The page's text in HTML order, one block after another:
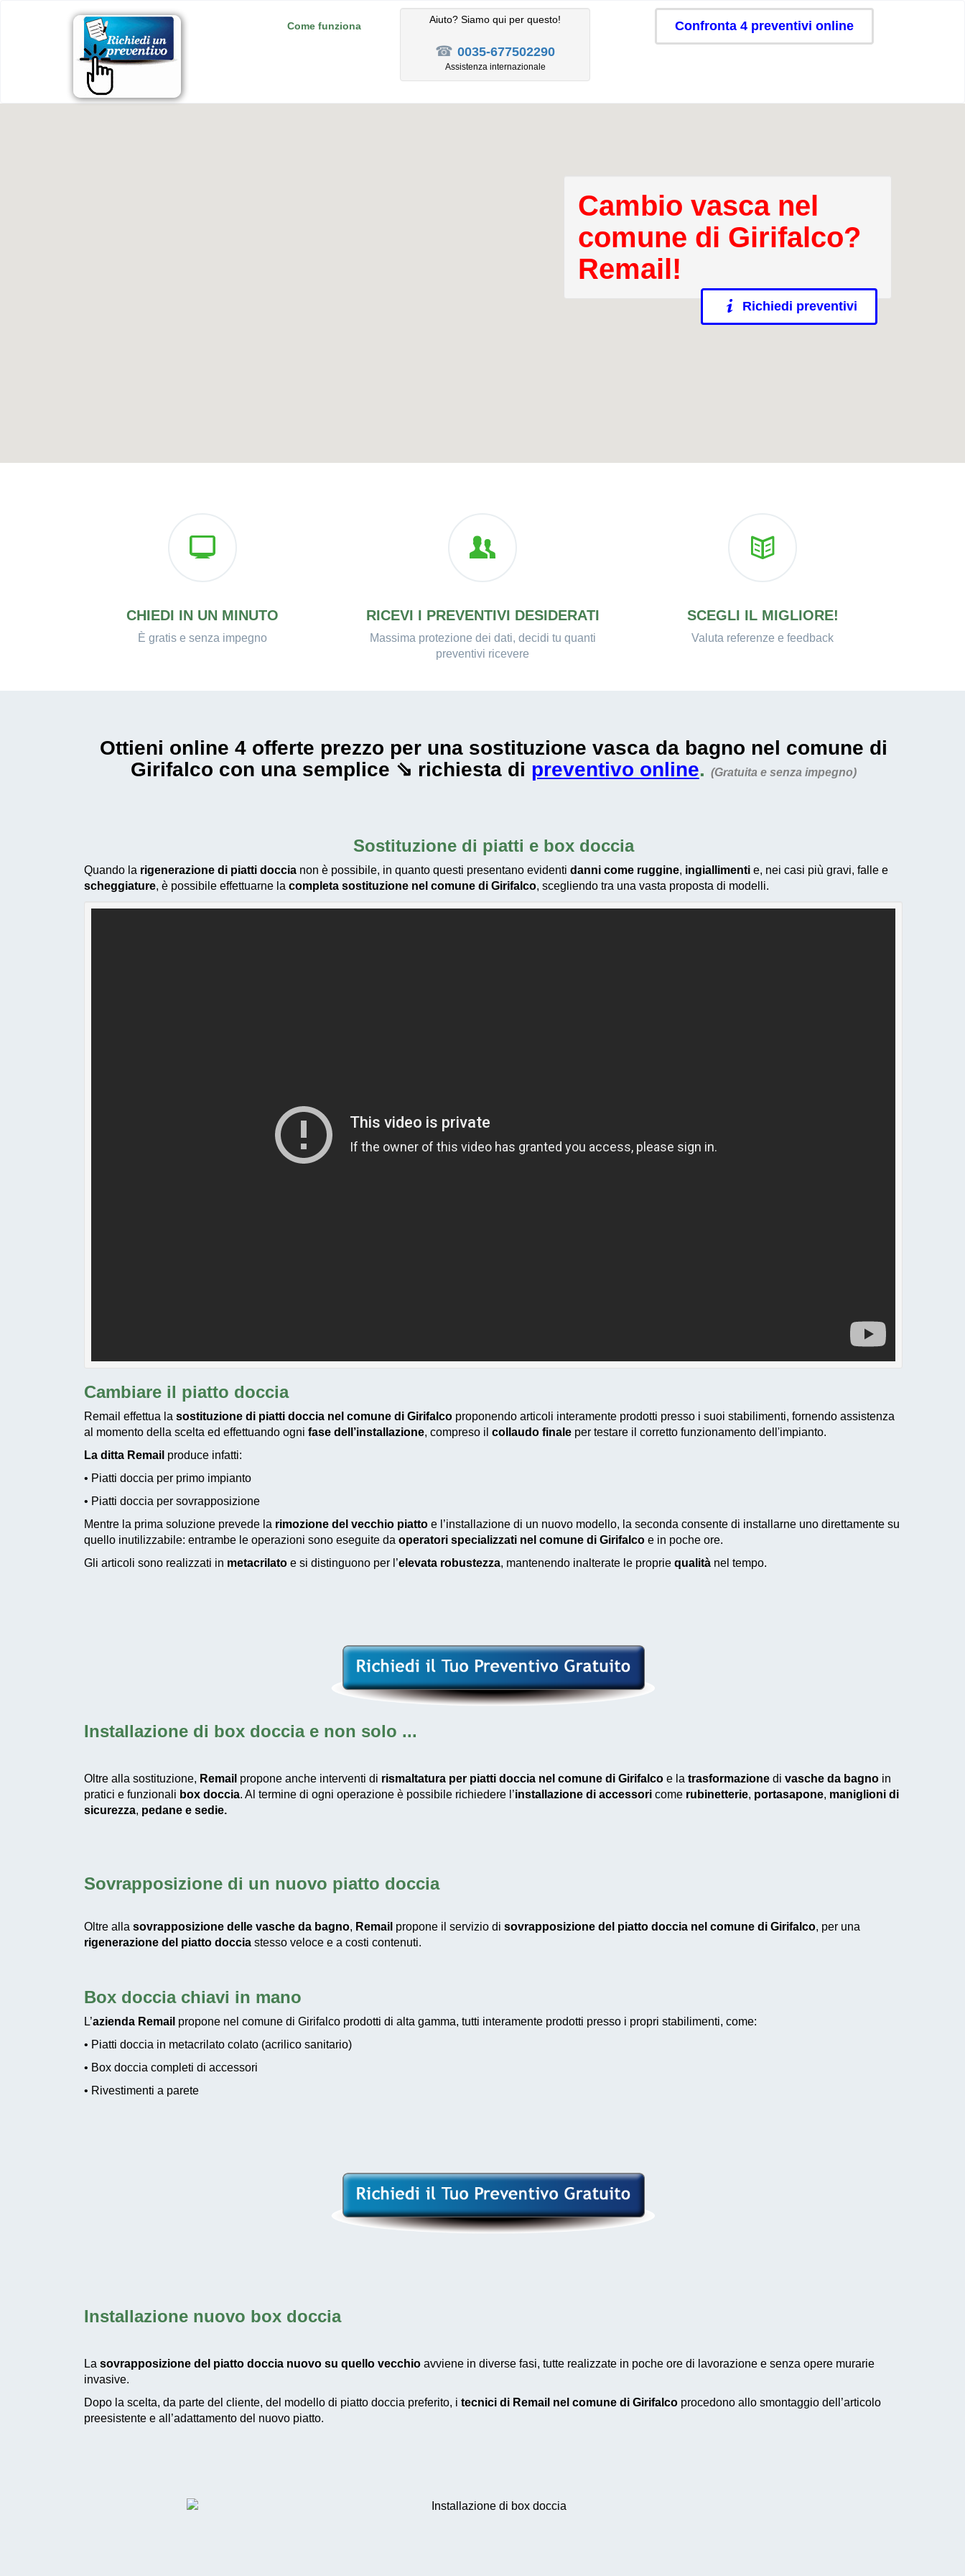
Come funziona
Aiuto? Siamo qui per questo!
☎ 0035-677502290
Assistenza internazionale
Confronta 4 preventivi online
Cambio vasca nel
comune di Girifalco?
Remail!
Richiedi preventivi
CHIEDI IN UN MINUTO
È gratis e senza impegno
RICEVI I PREVENTIVI DESIDERATI
Massima protezione dei dati, decidi tu quanti
preventivi ricevere
SCEGLI IL MIGLIORE!
Valuta referenze e feedback
Ottieni online 4 offerte prezzo per una sostituzione vasca da bagno nel comune di
Girifalco con una semplice ⇘ richiesta di preventivo online. (Gratuita e senza impegno)
Sostituzione di piatti e box doccia
Quando la rigenerazione di piatti doccia non è possibile, in quanto questi presentano evidenti danni come ruggine, ingiallimenti e, nei casi più gravi, falle e
scheggiature, è possibile effettuarne la completa sostituzione nel comune di Girifalco, scegliendo tra una vasta proposta di modelli.
Cambiare il piatto doccia
Remail effettua la sostituzione di piatti doccia nel comune di Girifalco proponendo articoli interamente prodotti presso i suoi stabilimenti, fornendo assistenza
al momento della scelta ed effettuando ogni fase dell’installazione, compreso il collaudo finale per testare il corretto funzionamento dell'impianto.
La ditta Remail produce infatti:
• Piatti doccia per primo impianto
• Piatti doccia per sovrapposizione
Mentre la prima soluzione prevede la rimozione del vecchio piatto e l’installazione di un nuovo modello, la seconda consente di installarne uno direttamente su
quello inutilizzabile: entrambe le operazioni sono eseguite da operatori specializzati nel comune di Girifalco e in poche ore.
Gli articoli sono realizzati in metacrilato e si distinguono per l’elevata robustezza, mantenendo inalterate le proprie qualità nel tempo.
Installazione di box docciae non solo ...
Oltre alla sostituzione, Remail propone anche interventi di rismaltatura per piatti doccia nel comune di Girifalco e la trasformazione di vasche da bagno in
pratici e funzionali box doccia. Al termine di ogni operazione è possibile richiedere l’installazione di accessori come rubinetterie, portasapone, maniglioni di
sicurezza, pedane e sedie.
Sovrapposizione di un nuovo piatto doccia
Oltre alla sovrapposizione delle vasche da bagno, Remail propone il servizio di sovrapposizione del piatto doccia nel comune di Girifalco, per una
rigenerazione del piatto doccia stesso veloce e a costi contenuti.
Box doccia chiavi in mano
L’azienda Remail propone nel comune di Girifalco prodotti di alta gamma, tutti interamente prodotti presso i propri stabilimenti, come:
• Piatti doccia in metacrilato colato (acrilico sanitario)
• Box doccia completi di accessori
• Rivestimenti a parete
Installazione nuovo box doccia
La sovrapposizione del piatto doccia nuovo su quello vecchio avviene in diverse fasi, tutte realizzate in poche ore di lavorazione e senza opere murarie
invasive.
Dopo la scelta, da parte del cliente, del modello di piatto doccia preferito, i tecnici di Remail nel comune di Girifalco procedono allo smontaggio dell’articolo
preesistente e all’adattamento del nuovo piatto.